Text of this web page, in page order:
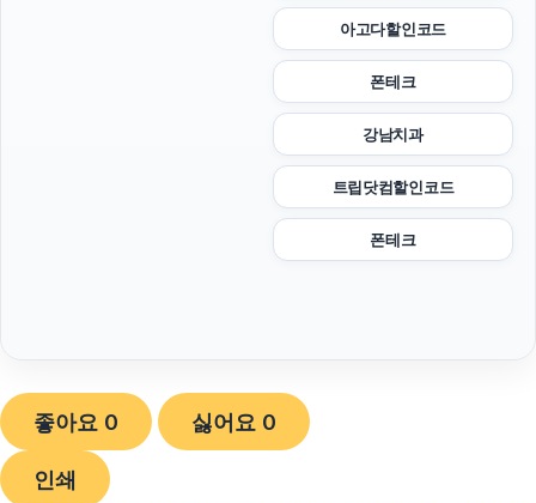
아고다할인코드
폰테크
강남치과
트립닷컴할인코드
폰테크
좋아요 0 싫어요 0
인쇄